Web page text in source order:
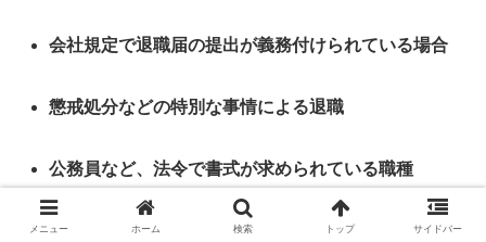
会社規定で退職届の提出が義務付けられている場合
懲戒処分などの特別な事情による退職
公務員など、法令で書式が求められている職種
裁判などで証拠書類として扱われる可能性がある場
メニュー ホーム 検索 トップ サイドバー